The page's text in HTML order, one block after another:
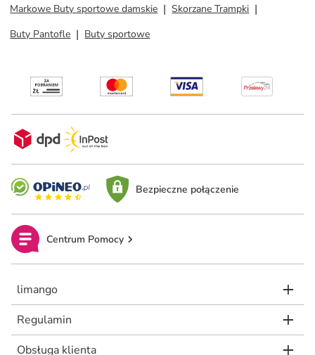
Markowe Buty sportowe damskie
Skorzane Trampki
Buty Pantofle
Buty sportowe
Bezpieczne połączenie
Centrum Pomocy
limango
Regulamin
Obsługa klienta